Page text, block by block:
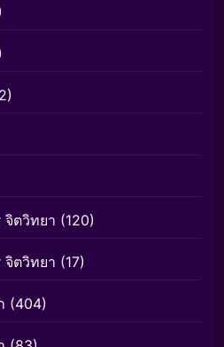
จิตวิทยา (120)
จิตวิทยา (17)
(404)